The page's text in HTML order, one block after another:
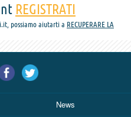
REGISTRATI
possiamo aiutarti a RECUPERARE LA
News